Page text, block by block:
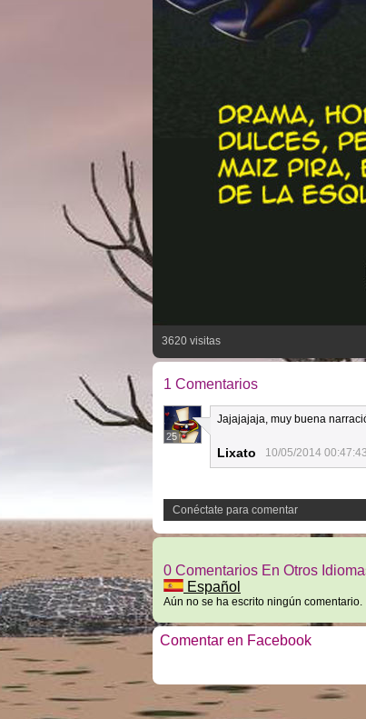
3620 visitas
1 Comentarios
25
Jajajajaja, muy buena
Lixato 10/05/2014 00:47:43
Conéctate para comentar
0 Comentarios En Otros
Español
Aún no se ha escrito ningún comentario.
Comentar en Facebook